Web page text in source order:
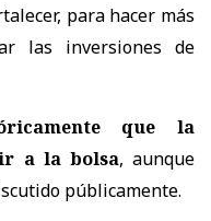
para hacer más
las inversiones de
que la
a la bolsa, aunque
públicamente.